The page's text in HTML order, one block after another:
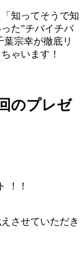
知ってそうで知
た”チバイチバ
葉宗幸が徹底リ
ゃいます！
のプレゼ
！！
させていただき